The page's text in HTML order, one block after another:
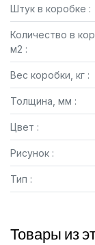
Штук в коробке :
Количество в
м2 :
Вес коробки, кг :
Толщина, мм :
Цвет :
Рисунок :
Тип :
Товары из